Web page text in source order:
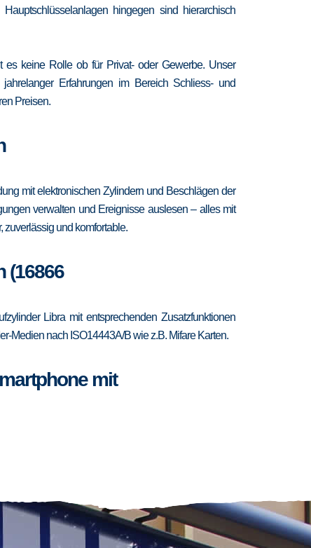
hingegen sind hierarchisch
es keine Rolle ob für Privat- oder Gewerbe. Unser
Erfahrungen im Bereich Schliess- und
Preisen.
mit elektronischen Zylindern und Beschlägen der
verwalten und Ereignisse auslesen – alles mit
zuverlässig und komfortable.
(16866
Libra mit entsprechenden Zusatzfunktionen
Medien nach ISO14443A/B wie z.B. Mifare Karten.
mit